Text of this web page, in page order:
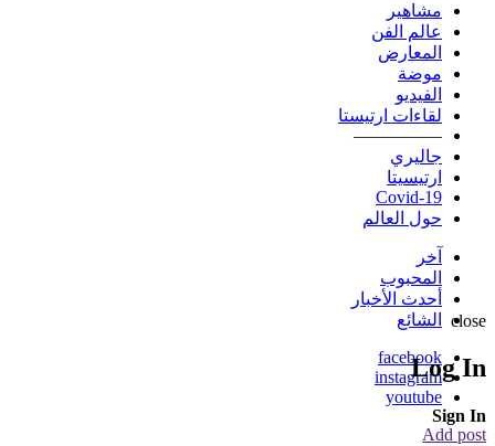
مشاهير
عالم الفن
المعارض
موضة
الفيديو
لقاءات ارتيستا
—————
جاليري
ارتيسيتا
Covid-19
حول العالم
آخر
المحبوب
أحدث الأخبار
الشائع
facebook
instagram
youtube
Add post
close
Log In
Sign In